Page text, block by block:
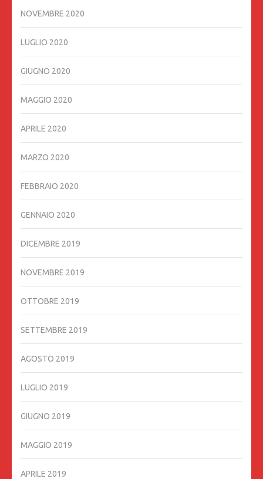
NOVEMBRE 2020
LUGLIO 2020
GIUGNO 2020
MAGGIO 2020
APRILE 2020
MARZO 2020
FEBBRAIO 2020
GENNAIO 2020
DICEMBRE 2019
NOVEMBRE 2019
OTTOBRE 2019
SETTEMBRE 2019
AGOSTO 2019
LUGLIO 2019
GIUGNO 2019
MAGGIO 2019
APRILE 2019